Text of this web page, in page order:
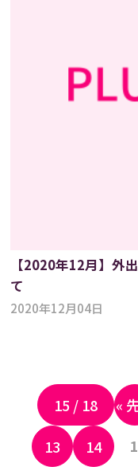
【2020年12月】外
て
2020年12月04日
15 / 18 «
13 14